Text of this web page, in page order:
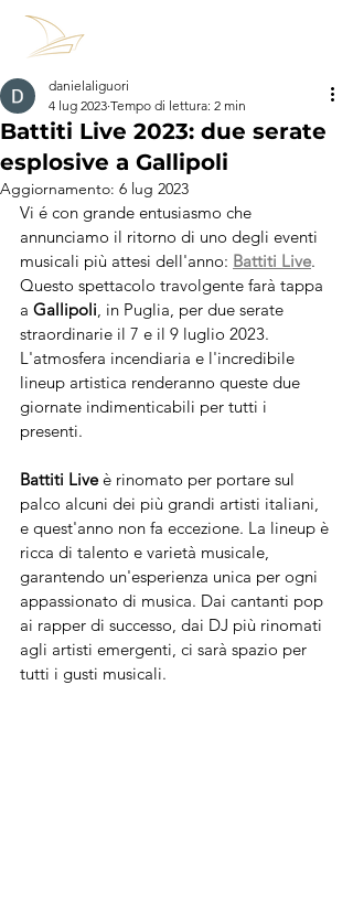
Battiti Live 2023: due serate
esplosive a Gallipoli
danielaliguori
4 lug 2023 Tempo di lettura: 2 min
Aggiornamento: 6 lug 2023
Vi é con grande entusiasmo che
annunciamo il ritorno di uno degli eventi
musicali più attesi dell'anno: Battiti Live.
Questo spettacolo travolgente farà tappa
a Gallipoli, in Puglia, per due serate
straordinarie il 7 e il 9 luglio 2023.
L'atmosfera incendiaria e l'incredibile
lineup artistica renderanno queste due
giornate indimenticabili per tutti i
presenti.
Battiti Live è rinomato per portare sul
palco alcuni dei più grandi artisti italiani,
e quest'anno non fa eccezione. La lineup è
ricca di talento e varietà musicale,
garantendo un'esperienza unica per ogni
appassionato di musica. Dai cantanti pop
ai rapper di successo, dai DJ più rinomati
agli artisti emergenti, ci sarà spazio per
tutti i gusti musicali.